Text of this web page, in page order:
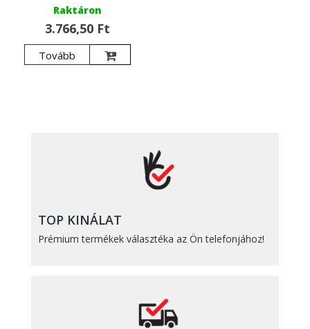
Raktáron
3.766,50 Ft
Tovább
TOP KINÁLAT
Prémium termékek választéka az Ön telefonjához!